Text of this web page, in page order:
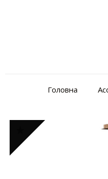
Головна